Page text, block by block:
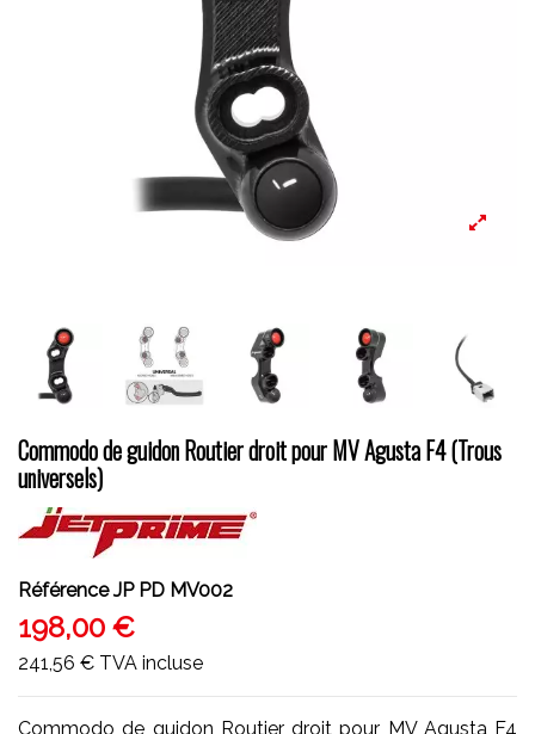
Commodo de guidon Routier droit pour MV Agusta F4 (Trous
universels)
Référence JP PD MV002
198,00 €
241,56 € TVA incluse
Commodo de guidon Routier droit pour MV Agusta F4